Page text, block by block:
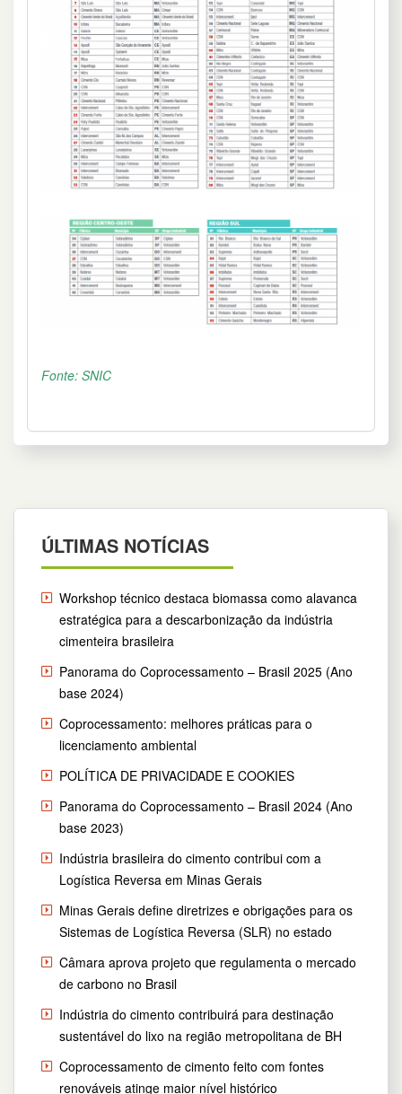
Fonte: SNIC
ÚLTIMAS NOTÍCIAS
Workshop técnico destaca biomassa como alavanca
estratégica para a descarbonização da indústria
cimenteira brasileira
Panorama do Coprocessamento – Brasil 2025 (Ano
base 2024)
Coprocessamento: melhores práticas para o
licenciamento ambiental
POLÍTICA DE PRIVACIDADE E COOKIES
Panorama do Coprocessamento – Brasil 2024 (Ano
base 2023)
Indústria brasileira do cimento contribui com a
Logística Reversa em Minas Gerais
Minas Gerais define diretrizes e obrigações para os
Sistemas de Logística Reversa (SLR) no estado
Câmara aprova projeto que regulamenta o mercado
de carbono no Brasil
Indústria do cimento contribuirá para destinação
sustentável do lixo na região metropolitana de BH
Coprocessamento de cimento feito com fontes
renováveis atinge maior nível histórico